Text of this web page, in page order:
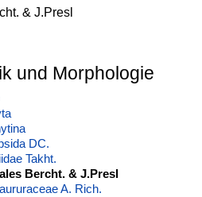
& J.Presl
und Morphologie
DC.
Takht.
Bercht. & J.Presl
A. Rich.